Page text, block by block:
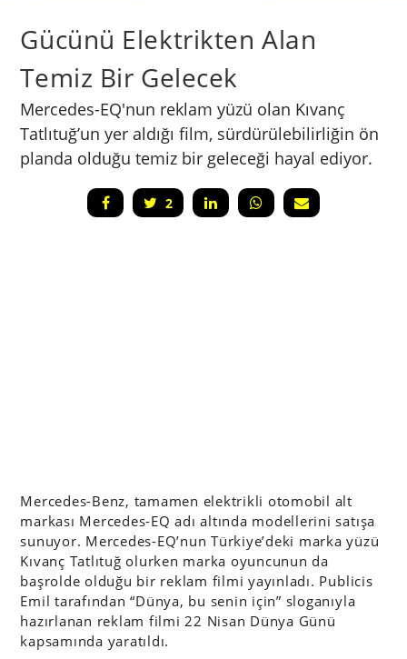
Gücünü Elektrikten Alan
Temiz Bir Gelecek
Mercedes-EQ'nun reklam yüzü olan Kıvanç
Tatlıtuğ’un yer aldığı film, sürdürülebilirliğin ön
planda olduğu temiz bir geleceği hayal ediyor.
2
Mercedes-Benz, tamamen elektrikli otomobil alt
markası Mercedes-EQ adı altında modellerini satışa
sunuyor. Mercedes-EQ’nun Türkiye’deki marka yüzü
Kıvanç Tatlıtuğ olurken marka oyuncunun da
başrolde olduğu bir reklam filmi yayınladı. Publicis
Emil tarafından “Dünya, bu senin için” sloganıyla
hazırlanan reklam filmi 22 Nisan Dünya Günü
kapsamında yaratıldı.